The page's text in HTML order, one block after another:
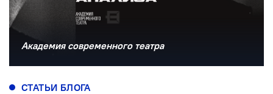
Академия современного театра
СТАТЬИ БЛОГА